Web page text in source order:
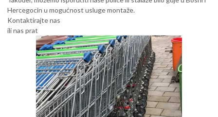
Hercegocin u mogućnost usluge montaže.
Kontaktirajte nas
ili nas prat